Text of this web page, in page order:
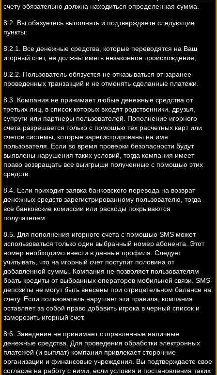
счету обязательно должна находиться определенная сумма.
8.2. Вы обязуетесь выполнять и подтверждаете следующие
пункты:
8.2.1. Все денежные средства, которые переводятся на Ваш
игорный счет, не должны иметь незаконное происхождение;
8.2.2. Пользователь обязуется не отказываться от заранее
проведенных транзакций и не отменять сделанные платежи.
8.3. Компания не принимает любые денежные средства от
третьих лиц, в список которых входят родственники, друзья,
супруги или партнеры пользователей. Пополнение игорного
счета разрешается только с помощью тех расчетных карт или
счетов системы, которые зарегистрированы на имя
пользователя. Если во время проверки безопасности будут
выявлены нарушения таких условий, тогда компания имеет
право возвращать все выигрыши полученные с помощью этих
средств.
8.4. Если приходит заявка банковского перевода на возврат
денежных средств зарегистрированному пользователю, тогда
все банковские комиссии или расходы покрываются
получателем.
8.5. Для пополнения игорного счета с помощью SMS может
использоваться только один выбранный номер абонента. Этот
номер необходимо внести в данные профиля. Следует
учитывать, что на игорный счет поступит половина от
добавленной суммы. Компания не позволяет пользователям
брать кредиты от выбранных операторов мобильной связи. SMS-
депозиты не могут быть внесены при отрицательном балансе на
счету. Если пользователь нарушает эти правила, компания
оставляет за собой право добавить игрока в черный список и
заморозить игорный счет.
8.6. Заведение не принимает отправленные наличные
денежные средства. Для проведения обработки электронных
платежей (и выплат) компания привлекает сторонние
организации и финансовые учреждения. Вы подтверждаете свое
согласие на работу с ними, если условия и постановления таких